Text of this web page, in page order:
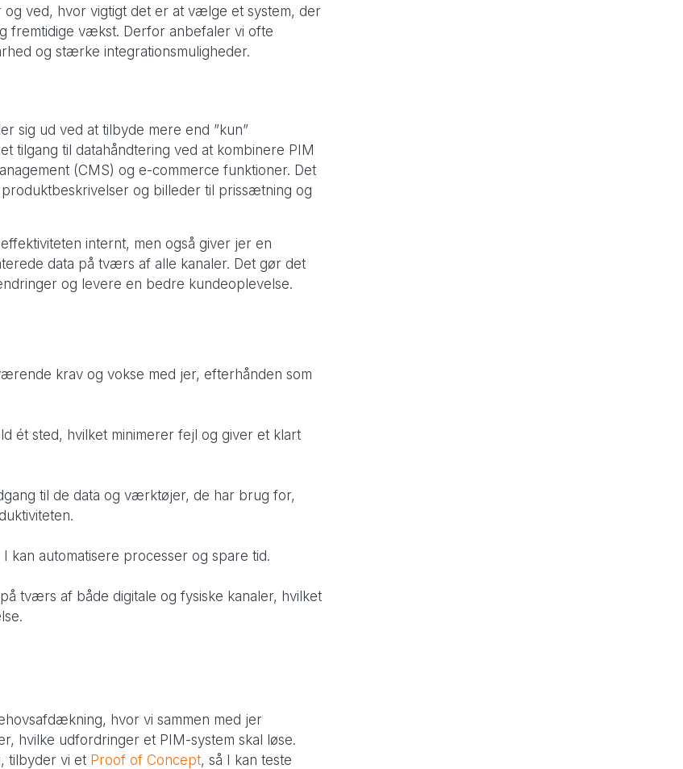
ved, hvor vigtigt det er at vælge et system, der
fremtidige vækst. Derfor anbefaler vi ofte
og stærke integrationsmuligheder.
sig ud ved at tilbyde mere end ”kun”
tilgang til datahåndtering ved at kombinere PIM
(CMS) og e-commerce funktioner. Det
og billeder til prissætning og
internt, men også giver jer en
data på tværs af alle kanaler. Det gør det
og levere en bedre kundeoplevelse.
krav og vokse med jer, efterhånden som
ét sted, hvilket minimerer fejl og giver et klart
til de data og værktøjer, de har brug for,
kan automatisere processer og spare tid.
tværs af både digitale og fysiske kanaler, hvilket
hvor vi sammen med jer
hvilke udfordringer et PIM-system skal løse.
tilbyder vi et Proof of Concept, så I kan teste